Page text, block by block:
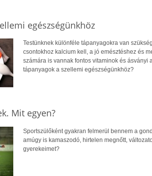
egészségünkhöz
Testünknek különféle tápanyagokra van
csontokhoz kalcium kell, a jó emésztéshez és
számára is vannak fontos vitaminok és
tápanyagok a szellemi egészségünkhöz?
Mit egyen?
Sportszülőként gyakran felmerül bennem a
amúgy is kamaszodó, hirtelen megnőtt,
gyerekeimet?